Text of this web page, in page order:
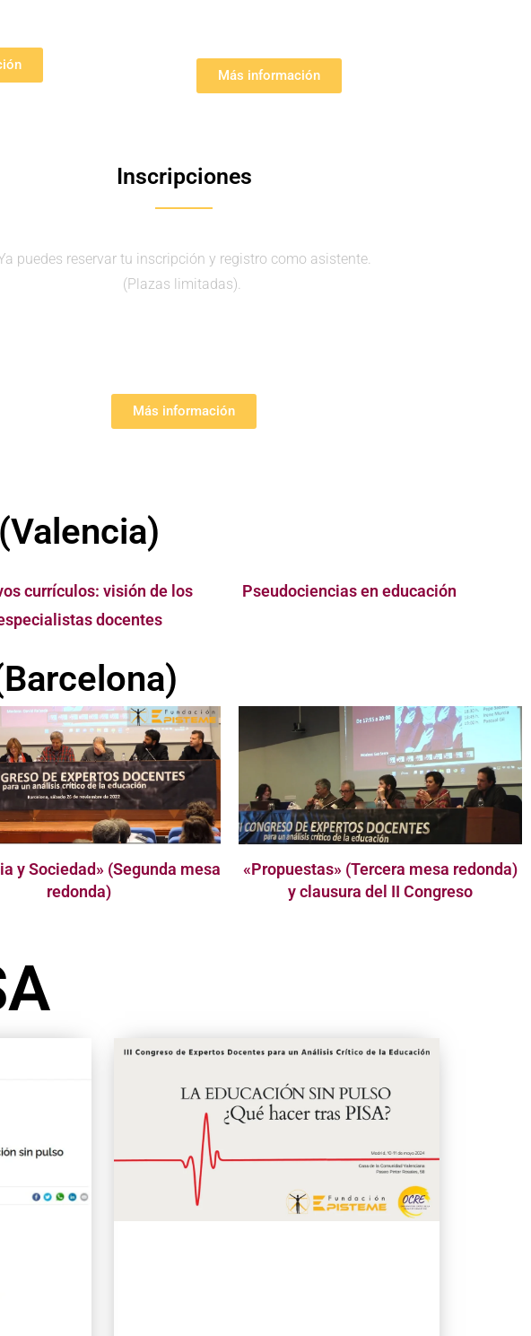
Más información
Inscripciones
puedes reservar tu inscripción y registro como asistente.
(Plazas limitadas).
Más información
currículos: visión de los
docentes
Pseudociencias en educación
y Sociedad» (Segunda mesa
redonda)
«Propuestas» (Tercera mesa redonda)
y clausura del II Congreso